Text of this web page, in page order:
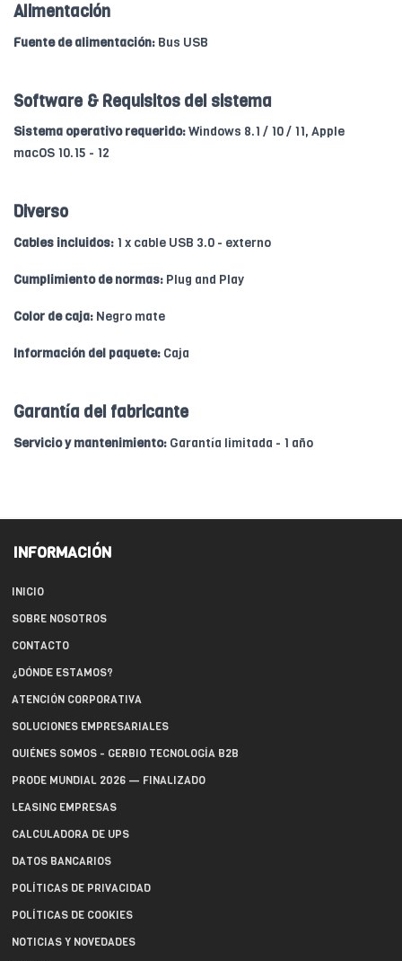
Alimentación
Fuente de alimentación: Bus USB
Software & Requisitos del sistema
Sistema operativo requerido:Windows 8.1 / 10 / 11, Apple
macOS 10.15 - 12
Diverso
Cables incluidos: 1 x cable USB 3.0 - externo
Cumplimiento de normas: Plug and Play
Color de caja: Negro mate
Información del paquete: Caja
Garantía del fabricante
Servicio y mantenimiento: Garantía limitada - 1 año
INFORMACIÓN
INICIO
SOBRE NOSOTROS
CONTACTO
¿DÓNDE ESTAMOS?
ATENCIÓN CORPORATIVA
SOLUCIONES EMPRESARIALES
QUIÉNES SOMOS - GERBIO TECNOLOGÍA B2B
PRODE MUNDIAL 2026 — FINALIZADO
LEASING EMPRESAS
CALCULADORA DE UPS
DATOS BANCARIOS
POLÍTICAS DE PRIVACIDAD
POLÍTICAS DE COOKIES
NOTICIAS Y NOVEDADES